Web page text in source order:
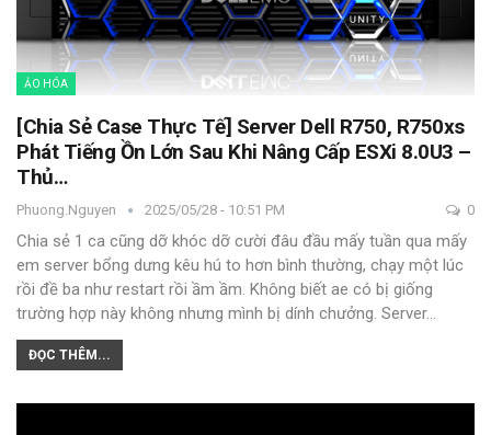
ẢO HÓA
[Chia Sẻ Case Thực Tế] Server Dell R750, R750xs
Phát Tiếng Ồn Lớn Sau Khi Nâng Cấp ESXi 8.0U3 –
Thủ…
Phuong.nguyen 2025/05/28 - 10:51 PM 0
Chia sẻ 1 ca cũng dỡ khóc dỡ cười đâu đầu mấy tuần qua mấy
em server bổng dưng kêu hú to hơn bình thường, chạy một lúc
rồi đề ba như restart rồi ầm ầm. Không biết ae có bị giống
trường hợp này không nhưng mình bị dính chưởng. Server…
ĐỌC THÊM...